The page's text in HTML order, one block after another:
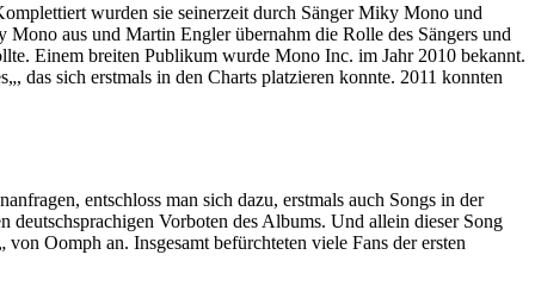
wurden sie seinerzeit durch Sänger Miky Mono und
aus und Martin Engler übernahm die Rolle des Sängers und
Einem breiten Publikum wurde Mono Inc. im Jahr 2010 bekannt.
das sich erstmals in den Charts platzieren konnte. 2011 konnten
entschloss man sich dazu, erstmals auch Songs in der
Vorboten des Albums. Und allein dieser Song
Oomph an. Insgesamt befürchteten viele Fans der ersten